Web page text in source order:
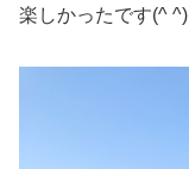
楽しかったです(^ ^)